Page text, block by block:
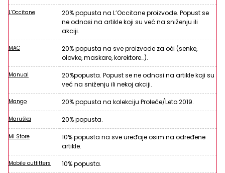
L’Occitane
20% popusta na L’Occitane proizvode. Popust se
ne odnosi na artikle koji su već na sniženju ili
akciji.
MAC
20% popusta na sve proizvode za oči (senke,
olovke, maskare, korektore…).
Manual
20%popusta. Popust se ne odnosi na artikle koji su
već na sniženju ili nekoj akciji.
Mango 20% popusta na kolekciju Proleće/Leto 2019.
Maruška 20% popusta.
Mi Store
10% popusta na sve uređaje osim na određene
artikle.
Mobile outfitters 10% popusta.